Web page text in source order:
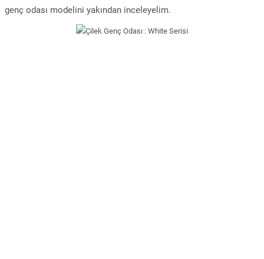
genç odası modelini yakından inceleyelim.